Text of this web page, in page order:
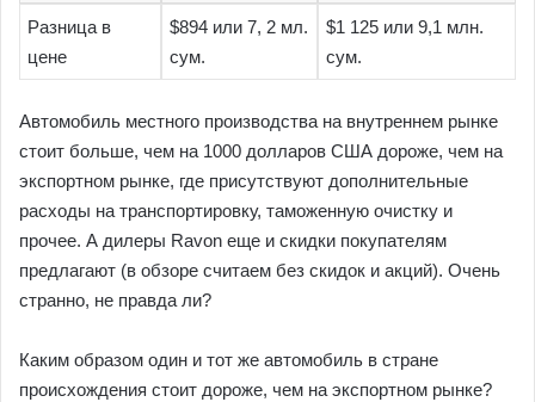
Разница в
цене
$894 или 7, 2 мл.
сум.
$1 125 или 9,1 млн.
сум.
Автомобиль местного производства на внутреннем рынке
стоит больше, чем на 1000 долларов США дороже, чем на
экспортном рынке, где присутствуют дополнительные
расходы на транспортировку, таможенную очистку и
прочее. А дилеры Ravon еще и скидки покупателям
предлагают (в обзоре считаем без скидок и акций). Очень
странно, не правда ли?
Каким образом один и тот же автомобиль в стране
происхождения стоит дороже, чем на экспортном рынке?